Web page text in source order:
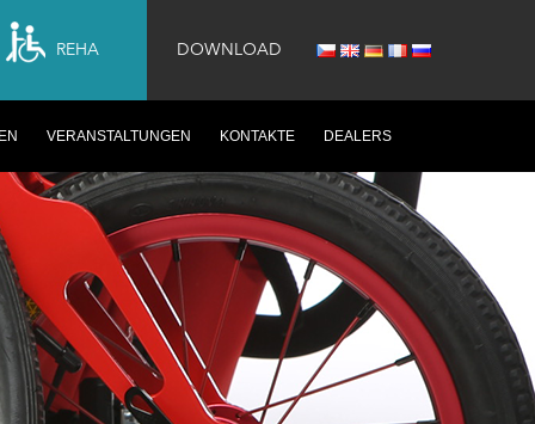
REHA DOWNLOAD
VERANSTALTUNGEN KONTAKTE DEALERS